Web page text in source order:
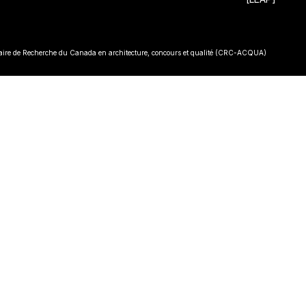
de Recherche du Canada en architecture, concours et qualité (CRC-ACQUA)